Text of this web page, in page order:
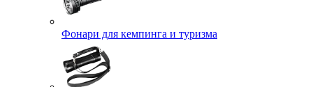
Фонари для кемпинга и туризма